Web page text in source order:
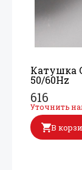
Катушка
50/60Hz
616
Уточнить
В